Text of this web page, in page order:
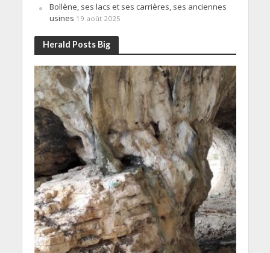
Bollène, ses lacs et ses carrières, ses anciennes
usines 19 août 2025
Herald Posts Big